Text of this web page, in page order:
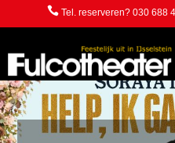
Tel. reserveren? 030 688